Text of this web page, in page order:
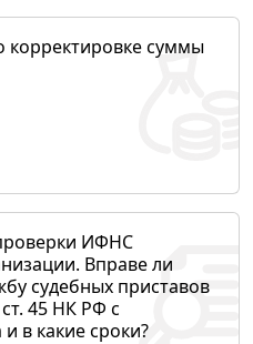
суммы
ИФНС
Вправе ли
судебных приставов
45 НК РФ с
в какие сроки?